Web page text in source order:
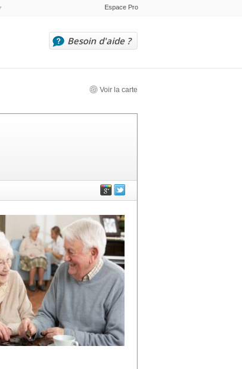
Espace Pro
Besoin d'aide ?
Voir la carte